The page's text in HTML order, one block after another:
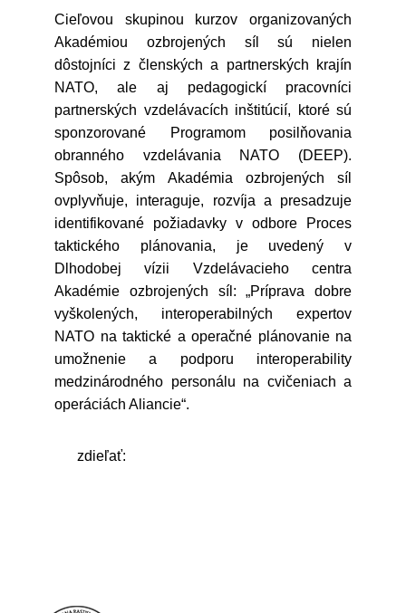
Cieľovou skupinou kurzov organizovaných
Akadémiou ozbrojených síl sú nielen
dôstojníci z členských a partnerských krajín
NATO, ale aj pedagogickí pracovníci
partnerských vzdelávacích inštitúcií, ktoré sú
sponzorované Programom posilňovania
obranného vzdelávania NATO (DEEP).
Spôsob, akým Akadémia ozbrojených síl
ovplyvňuje, interaguje, rozvíja a presadzuje
identifikované požiadavky v odbore Proces
taktického plánovania, je uvedený v
Dlhodobej vízii Vzdelávacieho centra
Akadémie ozbrojených síl: „Príprava dobre
vyškolených, interoperabilných expertov
NATO na taktické a operačné plánovanie na
umožnenie a podporu interoperability
medzinárodného personálu na cvičeniach a
operáciách Aliancie“.
zdieľať: